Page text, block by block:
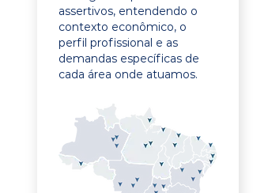
assertivos, entendendo o
contexto econômico, o
perfil profissional e as
demandas específicas de
cada área onde atuamos.